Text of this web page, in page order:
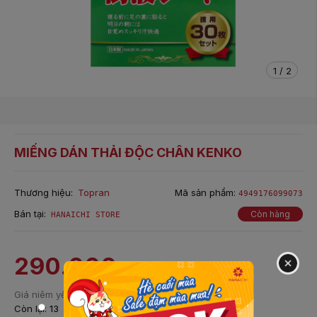
1 / 2
MIẾNG DÁN THẢI ĐỘC CHÂN KENKO
Thương hiệu: Topran Mã sản phẩm: 4949176099073
Bán tại: HANAICHI STORE Còn hàng
290.000đ Tiết kiệm:17%
Giá niêm yết:350.000 ₫
Còn lại: 13